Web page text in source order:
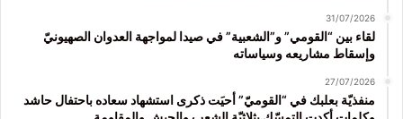
31/07/2026
لقاء بين “القومي” و”الشعبية” في صيدا لمواجهة العدوان الصهيونيّ
وإسقاط مشاريعه وسياساته
27/07/2026
منفذيّة بعلبك في “القوميّ” أحيَت ذكرى استشهاد سعاده باحتفال حاشد